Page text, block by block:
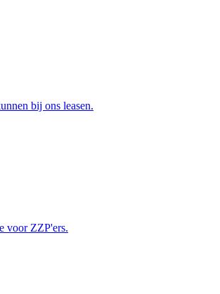
bij ons leasen.
voor ZZP'ers.